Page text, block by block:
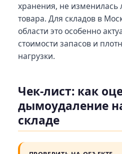
хранения, не изменилась
товара. Для складов в
области это особенно
стоимости запасов и
нагрузки.
Чек-лист: как
дымоудаление
складе